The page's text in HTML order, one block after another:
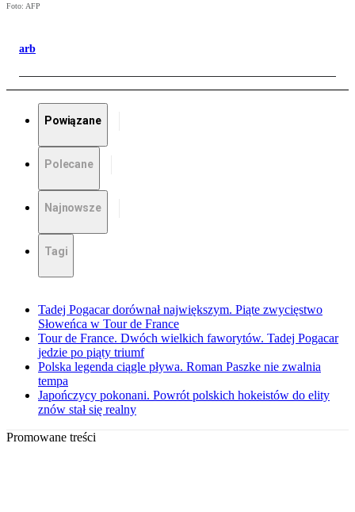
Foto: AFP
arb
Powiązane
Polecane
Najnowsze
Tagi
Tadej Pogacar dorównał największym. Piąte zwycięstwo
Słoweńca w Tour de France
Tour de France. Dwóch wielkich faworytów. Tadej Pogacar
jedzie po piąty triumf
Polska legenda ciągle pływa. Roman Paszke nie zwalnia
tempa
Japończycy pokonani. Powrót polskich hokeistów do elity
znów stał się realny
Promowane treści